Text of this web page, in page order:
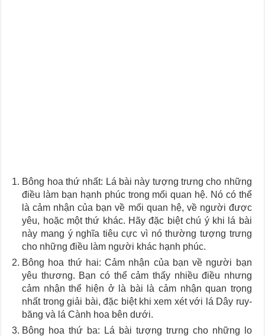
Bông hoa thứ nhất: Lá bài này tượng trưng cho những
điều làm bạn hạnh phúc trong mối quan hệ. Nó có thể
là cảm nhận của bạn về mối quan hệ, về người được
yêu, hoặc một thứ khác. Hãy đặc biệt chú ý khi lá bài
này mang ý nghĩa tiêu cực vì nó thường tượng trưng
cho những điều làm người khác hạnh phúc.
Bông hoa thứ hai: Cảm nhận của bạn về người bạn
yêu thương. Bạn có thể cảm thấy nhiều điều nhưng
cảm nhận thể hiện ở là bài là cảm nhận quan trọng
nhất trong giải bài, đặc biệt khi xem xét với lá Dây ruy-
băng và lá Cành hoa bên dưới.
Bông hoa thứ ba: Lá bài tượng trưng cho những lo